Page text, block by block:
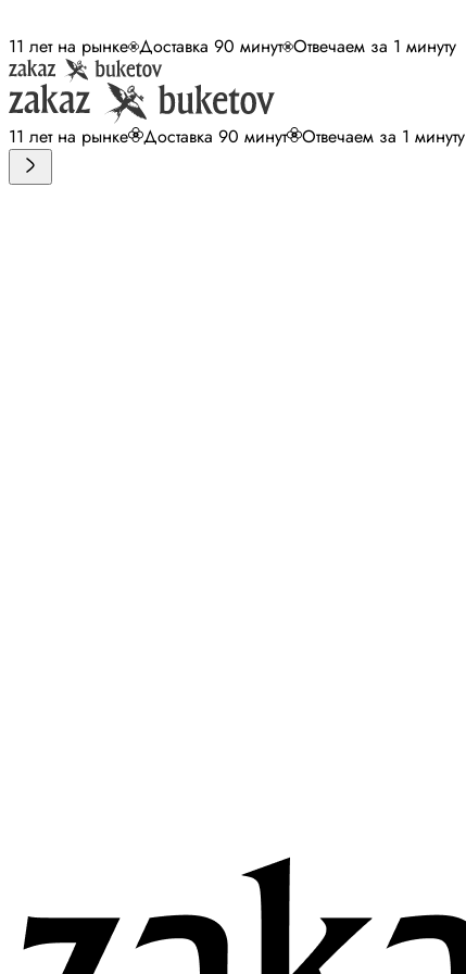
11 лет на рынке Доставка 90 минут Отвечаем за 1 минуту
11 лет на рынке Доставка 90 минут Отвечаем за 1 минуту